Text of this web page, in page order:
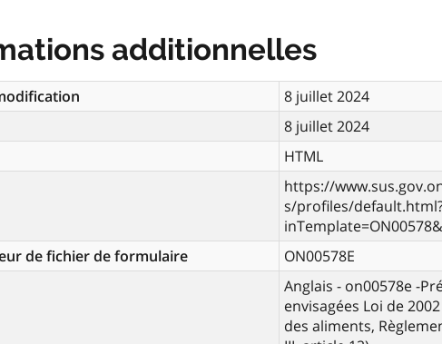
additionnelles
8 juillet 2024
8 juillet 2024
HTML
https://
s/profiles/
de fichier de formulaire
ON00578E
Anglais - on00578e -
envisagées Loi de
des aliments,